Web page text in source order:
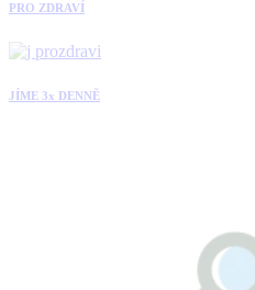
PRO ZDRAVÍ
JÍME 3x DENNĚ